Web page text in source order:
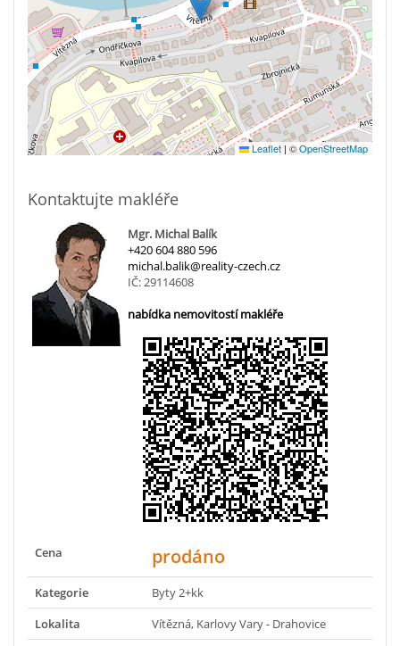
Leaflet | ©OpenStreetMap
Kontaktujte makléře
Mgr. Michal Balík
+420 604 880 596
michal.balik@reality-czech.cz
IČ: 29114608
nabídka nemovitostí makléře
Cena prodáno
Kategorie
Byty 2+kk
Lokalita
Vítězná, Karlovy Vary - Drahovice